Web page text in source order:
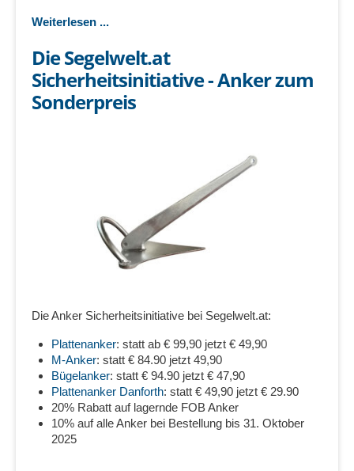
Weiterlesen ...
Die Segelwelt.at
Sicherheitsinitiative - Anker zum
Sonderpreis
Die Anker Sicherheitsinitiative bei Segelwelt.at:
Plattenanker: statt ab € 99,90 jetzt € 49,90
M-Anker: statt € 84.90 jetzt 49,90
Bügelanker: statt € 94.90 jetzt € 47,90
Plattenanker Danforth: statt € 49,90 jetzt € 29.90
20% Rabatt auf lagernde FOB Anker
10% auf alle Anker bei Bestellung bis 31. Oktober
2025